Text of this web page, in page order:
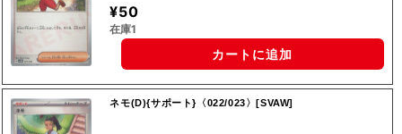
¥50
在庫1
カートに追加
ネモ(D){サポート}〈022/023〉[SVAW]